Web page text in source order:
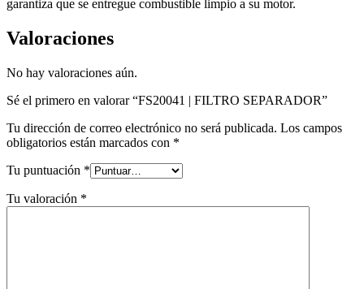
garantiza que se entregue combustible limpio a su motor.
Valoraciones
No hay valoraciones aún.
Sé el primero en valorar “FS20041 | FILTRO SEPARADOR”
Tu dirección de correo electrónico no será publicada. Los campos
obligatorios están marcados con *
Tu puntuación *
Tu valoración *